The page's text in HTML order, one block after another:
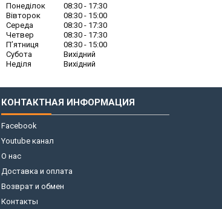
Понеділок 08:30
17:30
Вівторок
08:30
15:00
Середа
08:30
17:30
Четвер
08:30
17:30
Пʼятниця
08:30
15:00
Субота
Вихідний
Неділя
Вихідний
КОНТАКТНАЯ ИНФОРМАЦИЯ
Facebook
Youtube канал
О нас
Доставка и оплата
Возврат и обмен
Контакты